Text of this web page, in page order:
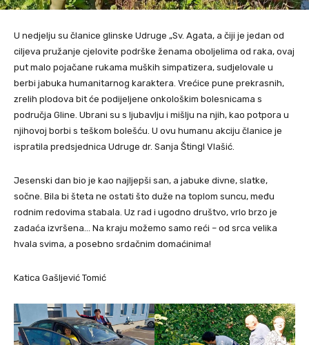
U nedjelju su članice glinske Udruge „Sv. Agata, a čiji je jedan od
ciljeva pružanje cjelovite podrške ženama oboljelima od raka, ovaj
put malo pojačane rukama muških simpatizera, sudjelovale u
berbi jabuka humanitarnog karaktera. Vrećice pune prekrasnih,
zrelih plodova bit će podijeljene onkološkim bolesnicama s
područja Gline. Ubrani su s ljubavlju i mišlju na njih, kao potpora u
njihovoj borbi s teškom bolešću. U ovu humanu akciju članice je
ispratila predsjednica Udruge dr. Sanja Štingl Vlašić.
Jesenski dan bio je kao najljepši san, a jabuke divne, slatke,
sočne. Bila bi šteta ne ostati što duže na toplom suncu, među
rodnim redovima stabala. Uz rad i ugodno društvo, vrlo brzo je
zadaća izvršena… Na kraju možemo samo reći – od srca velika
hvala svima, a posebno srdačnim domaćinima!
Katica Gašljević Tomić